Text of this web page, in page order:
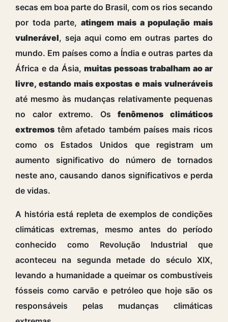
secas em boa parte do Brasil, com os rios secando
por toda parte, atingem mais a população mais
vulnerável, seja aqui como em outras partes do
mundo. Em países como a Índia e outras partes da
África e da Ásia, muitas pessoas trabalham ao ar
livre, estando mais expostas e mais vulneráveis
até mesmo às mudanças relativamente pequenas
no calor extremo. Osfenômenos climáticos
extremos têm afetado também países mais ricos
como os Estados Unidos que registram um
aumento significativo do número de tornados
neste ano, causando danos significativos e perda
de vidas.
A história está repleta de exemplos de condições
climáticas extremas, mesmo antes do período
conhecido como Revolução Industrial que
aconteceu na segunda metade do século XIX,
levando a humanidade a queimar os combustíveis
fósseis como carvão e petróleo que hoje são os
responsáveis pelas mudanças climáticas